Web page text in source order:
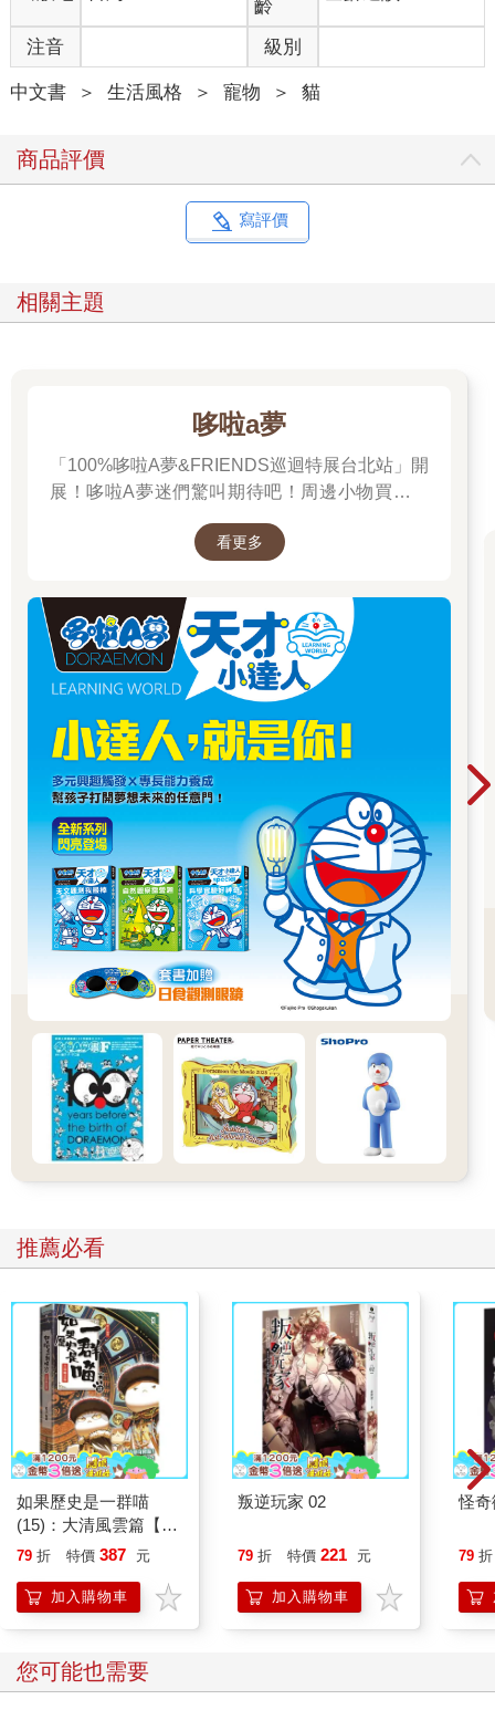
成黑毛的真黑色素，單根毛色變成褐色。這就是橘虎斑貓。
而另一項特徵是，絕大多數的橘虎斑貓是公貓。這也是基因所造
成。O基因中，擁有O（顯性）、沒有o（隱性），是成為橘虎斑
貓的條件。O基因位於性染色體上，因此相較於只有一個X染色體
（也就是說，若雙方的X基因裡沒有O，就不會成為橘虎斑貓）。
橘虎斑貓之所以大多體型壯碩、給人愛吃的強烈印象，應該都是
性格＆健康．愛撒嬌又調皮，標準的男孩子！
鬼」、「愛吃鬼」、「傻大個」，有時是「調皮鬼」。也就是
說，橘虎斑貓就是男孩子的樣子。儘管有個體差異，但牠們就是
調查也指出，在所有毛色（P 27）之中，橘虎斑貓的性格非常明
確，攻擊性和親人性最高，排名第ㄧ ；活動性和社交性也很高，
排名第二。
想想你家附近的浪貓勢力分布，當地的貓老大，大多是壯碩的橘
食慾旺盛的橘虎斑貓，最需注意的就是肥胖。給予適量的優質食
耗卡路里。
此外，愛撒嬌這點，其實也反映出牠們怕寂寞。為了避免累積壓
力，要縮短讓牠們獨自看家的時間。最好能營造隨時有人在家的
環境。牠們能夠和孩子及其他貓咪當好朋友，也是適合大家庭的
【摘文３】基因和性格的關係
首先，「性格」是什麼呢？
性格是指，該個體特有的性質、行為和模式。一般認為，生物的
性格是由基因要素和環境要素共同打造。如果生長的環境不同，
即使是相同貓咪，也可能演變出截然不同的性格，這一點無法否
無論是人還是貓咪，在成長的過程中，學習如何與外界相處和應
對的時期，稱為「社會化期」，此期間的環境會對性格的形成，
造成莫大影響。據說貓咪的社會化期為出生後的三到七週，此時
期母貓是否待在幼貓身旁、人的飼養方法如何，比起爾後的生活
環境，影響更大。
其次，也要從基因要素的層面來思考。
性格的形成，也和催產素、血清素、多巴胺等神經傳導物質有
關。大腦裡有釋放或接收這些神經傳導物質的器官，然而受體的
構造、以及這些物質的釋出量多寡，都會受到基因的影響。也就
是說，基因應該會對神經傳導物質的作用造成影響，進而左右性
CAMP-NYAN的行為測驗也顯示出，貓咪的行為往往有兩極分化
此外，影響毛色的黑色素是和多巴胺有關的色素，所以對於性格
的形成，或許毛色多多少少會造成影響。
科學研究。但也確實有發現，很多人會因為某些印象，而將貓咪
的花色與個性連結起來，像是「橘虎斑貓很愛撒嬌」、「黑貓很
聰明」等。
畢竟，貓咪的基因研究，也不過才走到半路。在研究進展的過程
中，毛色和性格之間的傾向，或許會逐漸釐清。
我們也期待，從今往後，貓咪的神祕謎團能陸續解開。
齡
注音 級別
中文書 ＞ 生活風格 ＞ 寵物 ＞ 貓
商品評價
寫評價
相關主題
哆啦a夢
「100%哆啦A夢&FRIENDS巡迴特展台北站」開
展！哆啦A夢迷們驚叫期待吧！周邊小物買起來
看更多
推薦必看
如果歷史是一群喵
(15)：大清風雲篇【萌
貓漫畫學歷史】
79 折 特價 387 元
加入購物車
叛逆玩家 02
79 折 特價 221 元
加入購物車
怪
79 折
您可能也需要